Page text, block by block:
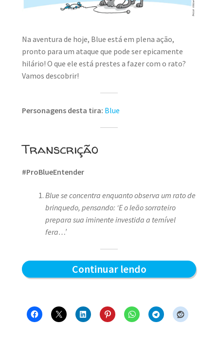
MINHA CONTA
CARRINHO
Search
Na aventura de hoje, Blue está em plena ação,
pronto para um ataque que pode ser epicamente
hilário! O que ele está prestes a fazer com o rato?
Vamos descobrir!
Personagens desta tira: Blue
Transcrição
#ProBlueEntender
Blue se concentra enquanto observa um rato de
brinquedo, pensando: ‘E o leão sorrateiro
prepara sua iminente investida a temível
fera…’
Continuar lendoO
–